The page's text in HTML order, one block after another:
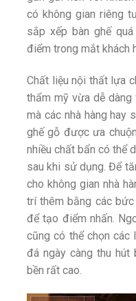
có không gian riêng
sắp xếp bàn ghế
điểm trong mắt khách
Chất liệu nội thất lựa
thẩm mỹ vừa dễ dàng
mà các nhà hàng hay
ghế gỗ được ưa
nhiều chất bẩn có thể
sau khi sử dụng. Để
cho không gian nhà
trí thêm bằng các
để tạo điểm nhấn.
cũng có thể chọn các
đá ngày càng thu
bền rất cao.